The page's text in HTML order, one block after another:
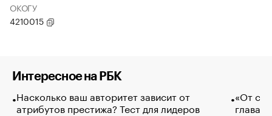
ОКОГУ
4210015
Интересное на РБК
Насколько ваш авторитет зависит от
атрибутов престижа? Тест для лидеров
«От
глава